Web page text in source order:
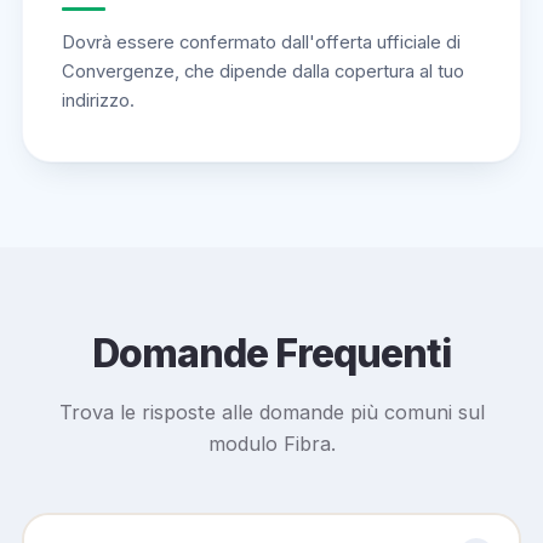
Dovrà essere confermato dall'offerta ufficiale di
Convergenze, che dipende dalla copertura al tuo
indirizzo.
Domande Frequenti
Trova le risposte alle domande più comuni sul
modulo Fibra.